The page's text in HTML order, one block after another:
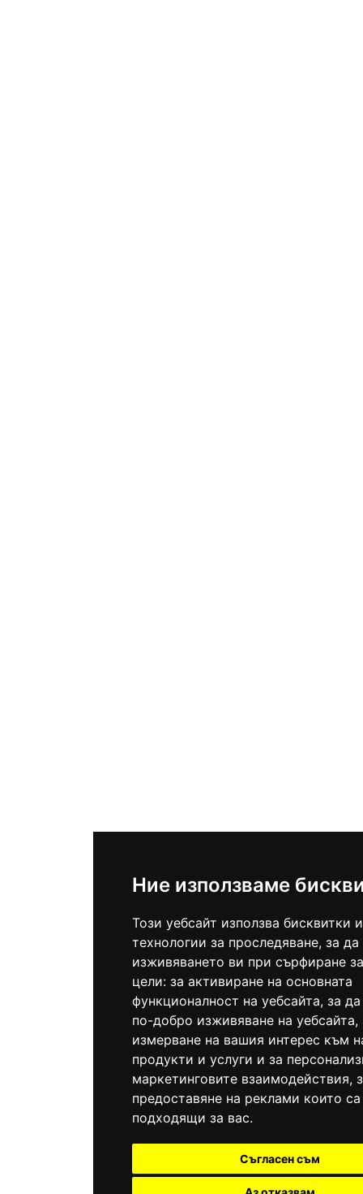
Ние използваме
Този уебсайт използва бисквитки
технологии за проследяване, за
изживяването ви при сърфиране
цели: за активиране на основната
функционалност на уебсайта, за
по-добро изживяване на уебсайта,
измерване на вашия интерес към
продукти и услуги и за
маркетинговите взаимодействия,
предоставяне на реклами които
подходящи за вас.
Съгласен съм